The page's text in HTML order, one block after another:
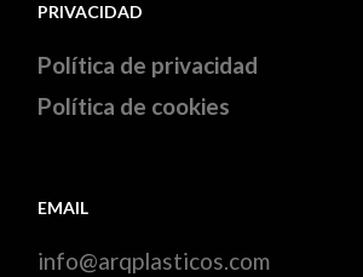
PRIVACIDAD
Política de privacidad
Política de cookies
EMAIL
info@arqplasticos.com